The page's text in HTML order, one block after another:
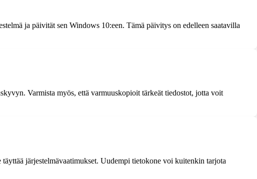
ja päivität sen Windows 10:een. Tämä päivitys on edelleen saatavilla
Varmista myös, että varmuuskopioit tärkeät tiedostot, jotta voit
järjestelmävaatimukset. Uudempi tietokone voi kuitenkin tarjota